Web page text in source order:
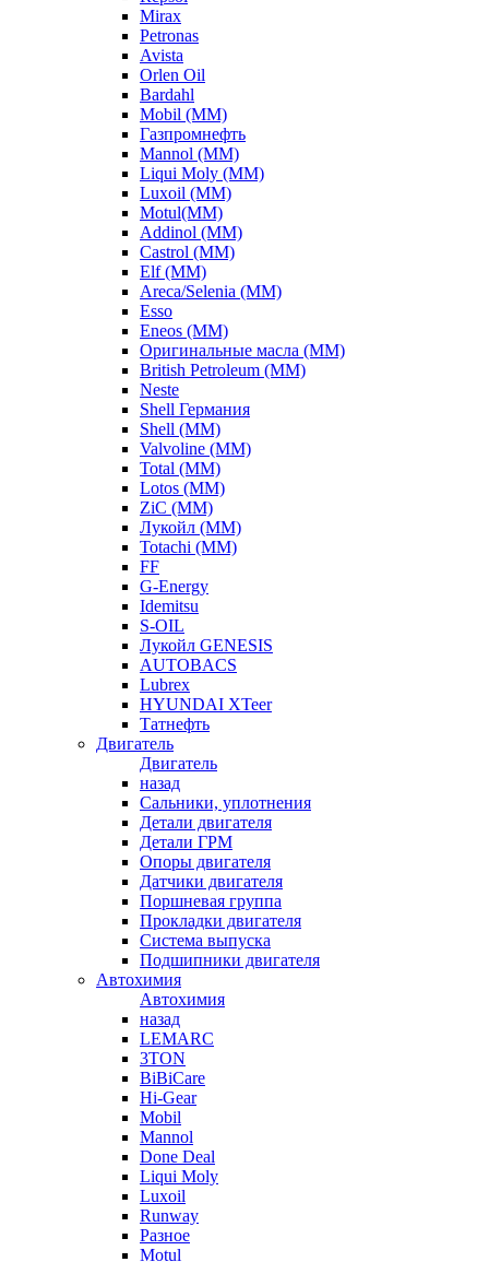
Mirax
Petronas
Avista
Orlen Oil
Bardahl
Mobil (ММ)
Газпромнефть
Mannol (ММ)
Liqui Moly (ММ)
Luxoil (ММ)
Motul(ММ)
Addinol (ММ)
Castrol (ММ)
Elf (ММ)
Areca/Selenia (ММ)
Esso
Eneos (ММ)
Оригинальные масла (ММ)
British Petroleum (ММ)
Neste
Shell Германия
Shell (ММ)
Valvoline (ММ)
Total (ММ)
Lotos (ММ)
ZiC (ММ)
Лукойл (ММ)
Totachi (MM)
FF
G-Energy
Idemitsu
S-OIL
Лукойл GENESIS
AUTOBACS
Lubrex
HYUNDAI XTeer
Татнефть
Двигатель
Двигатель
назад
Сальники, уплотнения
Детали двигателя
Детали ГРМ
Опоры двигателя
Датчики двигателя
Поршневая группа
Прокладки двигателя
Система выпуска
Подшипники двигателя
Автохимия
Автохимия
назад
LEMARC
3TON
BiBiCare
Hi-Gear
Mobil
Mannol
Done Deal
Liqui Moly
Luxoil
Runway
Разное
Motul